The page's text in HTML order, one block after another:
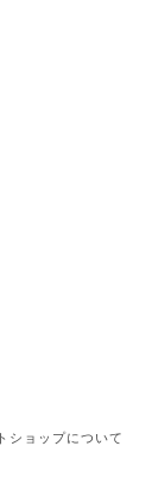
ショップについて